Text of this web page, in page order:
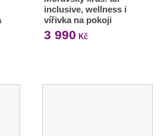
inclusive, wellness i
vířivka na pokoji
3 990 Kč